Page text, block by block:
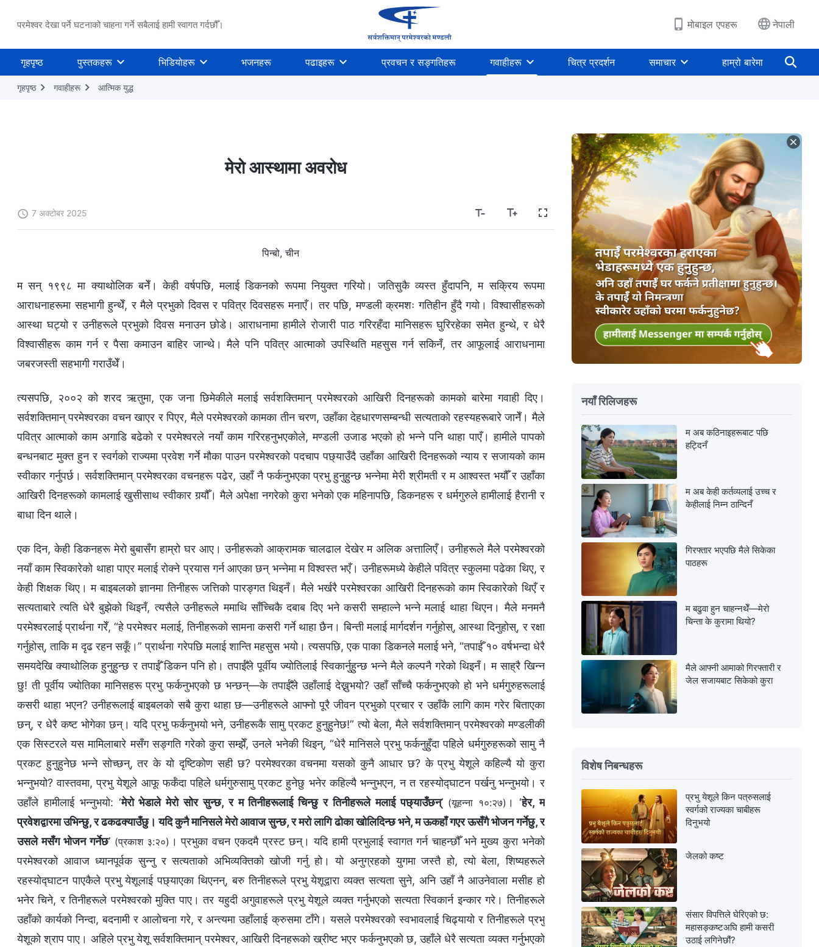
परमेश्वर देखा पर्ने घटनाको चाहना गर्ने सबैलाई हामी स्वागत गर्दछौँ। मोबाइल एपहरू नेपाली
गृहपृष्ठ पुस्तकहरू भिडियोहरू भजनहरू पढाइहरू प्रवचन र सङ्गतिहरू गवाहीहरू चित्र प्रदर्शन समाचार हाम्रो बारेमा
गृहपृष्ठ गवाहीहरू आत्मिक युद्ध
मेरो आस्थामा अवरोध
7 अक्टोबर 2025
पिन्बो, चीन
म सन् १९९८ मा क्याथोलिक बनेँ। केही वर्षपछि, मलाई डिकनको रूपमा नियुक्त गरियो। जतिसुकै व्यस्त हुँदापनि, म सक्रिय रूपमा
आराधनाहरूमा सहभागी हुन्थेँ, र मैले प्रभुको दिवस र पवित्र दिवसहरू मनाएँ। तर पछि, मण्डली क्रमशः गतिहीन हुँदै गयो। विश्‍वासीहरूको
आस्था घट्यो र उनीहरूले प्रभुको दिवस मनाउन छोडे। आराधनामा हामीले रोजारी पाठ गरिरहँदा मानिसहरू घुरिरहेका समेत हुन्थे, र धेरै
विश्‍वासीहरू काम गर्न र पैसा कमाउन बाहिर जान्थे। मैले पनि पवित्र आत्माको उपस्थिति महसुस गर्न सकिनँ, तर आफूलाई आराधनामा
जबरजस्ती सहभागी गराउँथेँ।
त्यसपछि, २००२ को शरद ऋतुमा, एक जना छिमेकीले मलाई सर्वशक्तिमान् परमेश्‍वरको आखिरी दिनहरूको कामको बारेमा गवाही दिए।
सर्वशक्तिमान् परमेश्‍वरका वचन खाएर र पिएर, मैले परमेश्‍वरको कामका तीन चरण, उहाँका देहधारणसम्बन्धी सत्यताको रहस्यहरूबारे जानेँ। मैले
पवित्र आत्माको काम अगाडि बढेको र परमेश्‍वरले नयाँ काम गरिरहनुभएकोले, मण्डली उजाड भएको हो भन्‍ने पनि थाहा पाएँ। हामीले पापको
बन्धनबाट मुक्त हुन र स्वर्गको राज्यमा प्रवेश गर्ने मौका पाउन परमेश्‍वरको पदचाप पछ्याउँदै उहाँका आखिरी दिनहरूको न्याय र सजायको काम
स्वीकार गर्नुपर्छ। सर्वशक्तिमान् परमेश्‍वरका वचनहरू पढेर, उहाँ नै फर्कनुभएका प्रभु हुनुहुन्छ भन्‍नेमा मेरी श्रीमती र म आश्‍वस्त भयौँ र उहाँका
आखिरी दिनहरूको कामलाई खुसीसाथ स्वीकार गर्‍यौँ। मैले अपेक्षा नगरेको कुरा भनेको एक महिनापछि, डिकनहरू र धर्मगुरुले हामीलाई हैरानी र
बाधा दिन थाले।
एक दिन, केही डिकनहरू मेरो बुबासँग हाम्रो घर आए। उनीहरूको आक्रामक चालढाल देखेर म अलिक अत्तालिएँ। उनीहरूले मैले परमेश्‍वरको
नयाँ काम स्विकारेको थाहा पाएर मलाई रोक्ने प्रयास गर्न आएका छन् भन्‍नेमा म विश्‍वस्त भएँ। उनीहरूमध्ये केहीले पवित्र स्कुलमा पढेका थिए, र
केही शिक्षक थिए। म बाइबलको ज्ञानमा तिनीहरू जत्तिको पारङ्गत थिइनँ। मैले भर्खरै परमेश्‍वरका आखिरी दिनहरूको काम स्विकारेको थिएँ र
सत्यताबारे त्यति धेरै बुझेको थिइनँ, त्यसैले उनीहरूले ममाथि साँच्चिकै दबाब दिए भने कसरी सम्हाल्ने भन्‍ने मलाई थाहा थिएन। मैले मनमनै
परमेश्‍वरलाई प्रार्थना गरेँ, “हे परमेश्‍वर मलाई, तिनीहरूको सामना कसरी गर्ने थाहा छैन। बिन्ती मलाई मार्गदर्शन गर्नुहोस्, आस्था दिनुहोस्, र रक्षा
गर्नुहोस्, ताकि म दृढ रहन सकूँ।” प्रार्थना गरेपछि मलाई शान्ति महसुस भयो। त्यसपछि, एक पाका डिकनले मलाई भने, “तपाईँ १० वर्षभन्दा धेरै
समयदेखि क्याथोलिक हुनुहुन्छ र तपाईँ डिकन पनि हो। तपाईँले पूर्वीय ज्योतिलाई स्विकार्नुहुन्छ भन्‍ने मैले कल्पनै गरेको थिइनँ। म साह्रै खिन्न
छु! ती पूर्वीय ज्योतिका मानिसहरू प्रभु फर्कनुभएको छ भन्छन्—के तपाईँले उहाँलाई देख्नुभयो? उहाँ साँच्चै फर्कनुभएको हो भने धर्मगुरुहरूलाई
कसरी थाहा भएन? उनीहरूलाई बाइबलको सबै कुरा थाहा छ—उनीहरूले आफ्नो पूरै जीवन प्रभुको प्रचार र उहाँकै लागि काम गरेर बिताएका
छन्, र धेरै कष्ट भोगेका छन्। यदि प्रभु फर्कनुभयो भने, उनीहरूकै सामु प्रकट हुनुहुनेछ!” त्यो बेला, मैले सर्वशक्तिमान् परमेश्‍वरको मण्डलीकी
एक सिस्टरले यस मामिलाबारे मसँग सङ्गति गरेको कुरा सम्झेँ, उनले भनेकी थिइन्, “धेरै मानिसले प्रभु फर्कनुहुँदा पहिले धर्मगुरुहरूको सामु नै
प्रकट हुनुहुनेछ भन्‍ने सोच्छन्, तर के यो दृष्टिकोण सही छ? परमेश्‍वरका वचनमा यसको कुनै आधार छ? के प्रभु येशूले कहिल्यै यो कुरा
भन्नुभयो? वास्तवमा, प्रभु येशूले आफू फर्कँदा पहिले धर्मगुरुसामु प्रकट हुनेछु भनेर कहिल्यै भन्नुभएन, न त रहस्योद्घाटन पर्खनु भन्नुभयो। र
उहाँले हामीलाई भन्नुभयो: ‘मेरो भेडाले मेरो सोर सुन्छ, र म तिनीहरूलाई चिन्छु र तिनीहरूले मलाई पछ्याउँछन्’ (यूहन्‍ना १०:२७) । ‘हेर, म
प्रवेशद्वारमा उभिन्छु, र ढकढक्याउँछु। यदि कुनै मानिसले मेरो आवाज सुन्छ, र मरो लागि ढोका खोलिदिन्छ भने, म ऊकहाँ गएर ऊसँगै भोजन गर्नेछु, र
उसले मसँग भोजन गर्नेछ’ (प्रकाश ३:२०) । प्रभुका वचन एकदमै प्रस्ट छन्। यदि हामी प्रभुलाई स्वागत गर्न चाहन्छौँ भने मुख्य कुरा भनेको
परमेश्‍वरको आवाज ध्यानपूर्वक सुन्नु र सत्यताको अभिव्यक्तिको खोजी गर्नु हो। यो अनुग्रहको युगमा जस्तै हो, त्यो बेला, शिष्यहरूले
रहस्योद्घाटन पाएकैले प्रभु येशूलाई पछ्याएका थिएनन्, बरु तिनीहरूले प्रभु येशूद्वारा व्यक्त सत्यता सुने, अनि उहाँ नै आउनेवाला मसीह हो
भनेर चिने, र तिनीहरूले परमेश्‍वरको मुक्ति पाए। तर यहुदी अगुवाहरूले प्रभु येशूले व्यक्त गर्नुभएको सत्यता स्विकार्न इन्कार गरे। तिनीहरूले
उहाँको कार्यको निन्दा, बदनामी र आलोचना गरे, र अन्त्यमा उहाँलाई क्रुसमा टाँगे। यसले परमेश्‍वरको स्वभावलाई चिढ्यायो र तिनीहरूले प्रभु
येशूको श्राप पाए। अहिले प्रभु येशू सर्वशक्तिमान् परमेश्‍वर, आखिरी दिनहरूको ख्रीष्ट भएर फर्कनुभएको छ, उहाँले धेरै सत्यता व्यक्त गर्नुभएको
नयाँ रिलिजहरू
म अब कठिनाइहरूबाट पछि
हट्दिनँ
म अब केही कर्तव्यलाई उच्च र
केहीलाई निम्न ठान्दिनँ
गिरफ्तार भएपछि मैले सिकेका
पाठहरू
म बढुवा हुन चाहन्नथेँ—मेरो
चिन्ता के कुरामा थियो?
मैले आफ्नी आमाको गिरफ्तारी र
जेल सजायबाट सिकेको कुरा
विशेष निबन्धहरू
प्रभु येशूले किन पत्रुसलाई
स्वर्गको राज्यका चाबीहरू
दिनुभयो
जेलको कष्ट
संसार विपत्तिले घेरिएको छ:
महासङ्कष्टअघि हामी कसरी
उठाई लगिनेछौं?